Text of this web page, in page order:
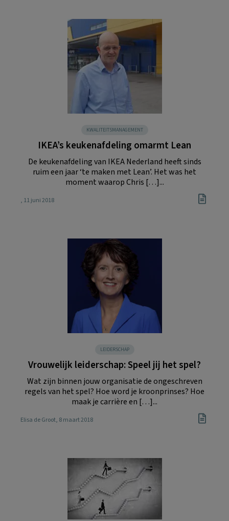
KWALITEITSMANAGEMENT
IKEA’s keukenafdeling omarmt Lean
De keukenafdeling van IKEA Nederland heeft sinds
ruim een jaar ‘te maken met Lean’. Het was het
moment waarop Chris […]...
, 11 juni 2018
LEIDERSCHAP
Vrouwelijk leiderschap: Speel jij het spel?
Wat zijn binnen jouw organisatie de ongeschreven
regels van het spel? Hoe word je kroonprinses? Hoe
maak je carrière en […]...
Elisa de Groot, 8 maart 2018